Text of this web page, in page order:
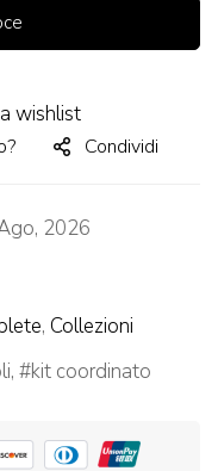
wishlist
Condividi
2026
, Collezioni
, kit coordinato